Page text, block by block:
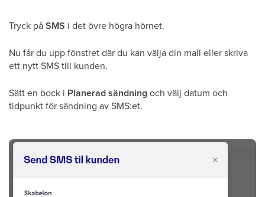
Tryck påSMS i det övre högra hörnet.
Nu får du upp fönstret där du kan välja din mall eller skriva
ett nytt SMS till kunden.
Sätt en bock i Planerad sändningoch välj datum och
tidpunkt för sändning av SMS:et.